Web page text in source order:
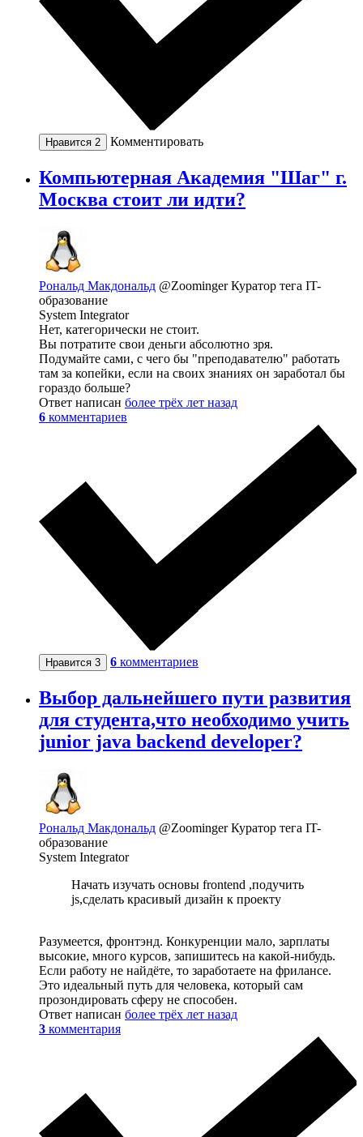
Нравится 2 Комментировать
Компьютерная Академия "Шаг" г.
Москва стоит ли идти?
Рональд Макдональд @ZoomingerКуратор тега IT-
образование
System Integrator
Нет, категорически не стоит.
Вы потратите свои деньги абсолютно зря.
Подумайте сами, с чего бы "преподавателю" работать
там за копейки, если на своих знаниях он заработал бы
гораздо больше?
Ответ написан более трёх лет назад
6 комментариев
Нравится 3 6 комментариев
Выбор дальнейшего пути развития
для студента,что необходимо учить
junior java backend developer?
Рональд Макдональд @ZoomingerКуратор тега IT-
образование
System Integrator
Начать изучать основы frontend ,подучить
js,сделать красивый дизайн к проекту
Разумеется, фронтэнд. Конкуренции мало, зарплаты
высокие, много курсов, запишитесь на какой-нибудь.
Если работу не найдёте, то заработаете на фрилансе.
Это идеальный путь для человека, который сам
прозондировать сферу не способен.
Ответ написан более трёх лет назад
3 комментария